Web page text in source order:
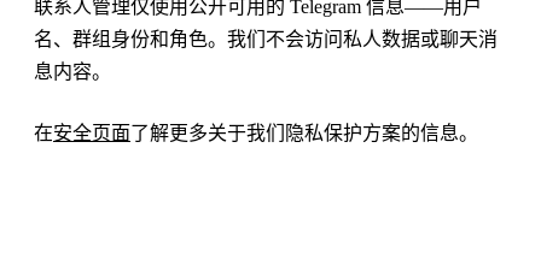
联系人管理仅使用公开可用的 Telegram 信息——用户
名、群组身份和角色。我们不会访问私人数据或聊天消
息内容。
在安全页面了解更多关于我们隐私保护方案的信息。